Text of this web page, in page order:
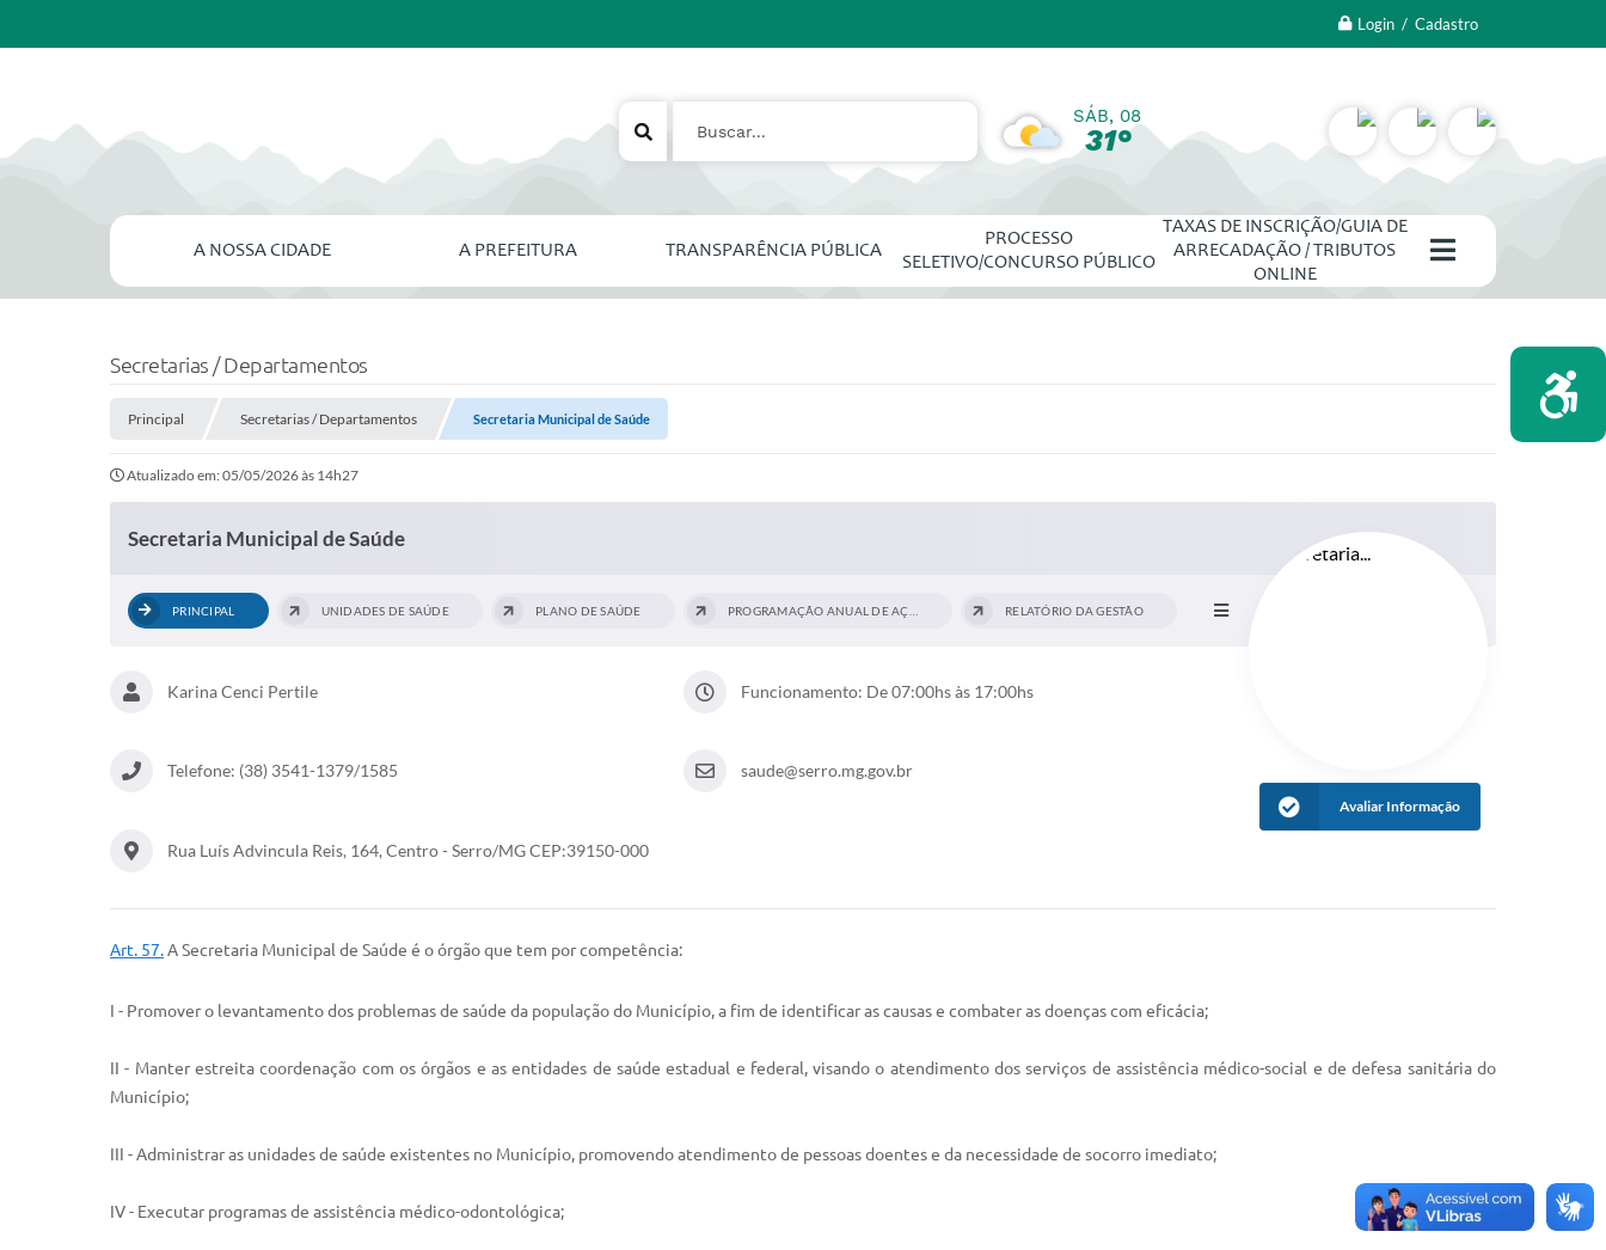
Login / Cadastro
SÁB, 08
31°
A NOSSA CIDADE A PREFEITURA TRANSPARÊNCIA PÚBLICA
PROCESSO
SELETIVO/CONCURSO PÚBLICO
TAXAS DE INSCRIÇÃO/GUIA DE
ARRECADAÇÃO / TRIBUTOS
ONLINE
Secretarias / Departamentos
Principal Secretarias / Departamentos Secretaria Municipal de Saúde
Atualizado em: 05/05/2026 às 14h27
Secretaria Municipal de Saúde
PRINCIPAL UNIDADES DE SAÚDE PLANO DE SAÚDE RELATÓRIO DA GESTÃO
Karina Cenci Pertile Funcionamento: De 07:00hs às 17:00hs
Telefone: (38) 3541-1379/1585 saude@serro.mg.gov.br
Rua Luís Advincula Reis, 164, Centro - Serro/MG CEP:39150-000
Avaliar Informação
Art. 57.A Secretaria Municipal de Saúde é o órgão que tem por competência:
I - Promover o levantamento dos problemas de saúde da população do Município, a fim de identificar as causas e combater as doenças com eficácia;
II - Manter estreita coordenação com os órgãos e as entidades de saúde estadual e federal, visando o atendimento dos serviços de assistência médico-social e de defesa sanitária do
Município;
III - Administrar as unidades de saúde existentes no Município, promovendo atendimento de pessoas doentes e da necessidade de socorro imediato;
IV - Executar programas de assistência médico-odontológica;